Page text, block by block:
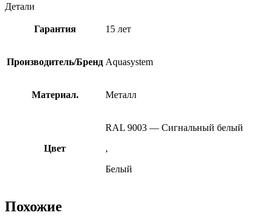
Детали
Гарантия 15 лет
Производитель/Бренд Aquasystem
Материал. Металл
Цвет
RAL 9003 — Сигнальный белый
,
Белый
Похожие